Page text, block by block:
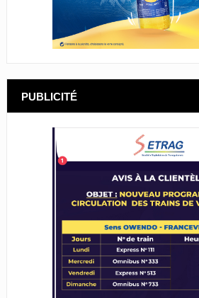
PUBLICITÉ